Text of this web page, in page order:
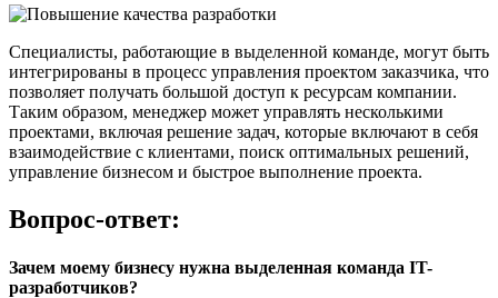
Специалисты, работающие в выделенной команде, могут быть
интегрированы в процесс управления проектом заказчика, что
позволяет получать большой доступ к ресурсам компании.
Таким образом, менеджер может управлять несколькими
проектами, включая решение задач, которые включают в себя
взаимодействие с клиентами, поиск оптимальных решений,
управление бизнесом и быстрое выполнение проекта.
Вопрос-ответ:
Зачем моему бизнесу нужна выделенная команда IT-
разработчиков?